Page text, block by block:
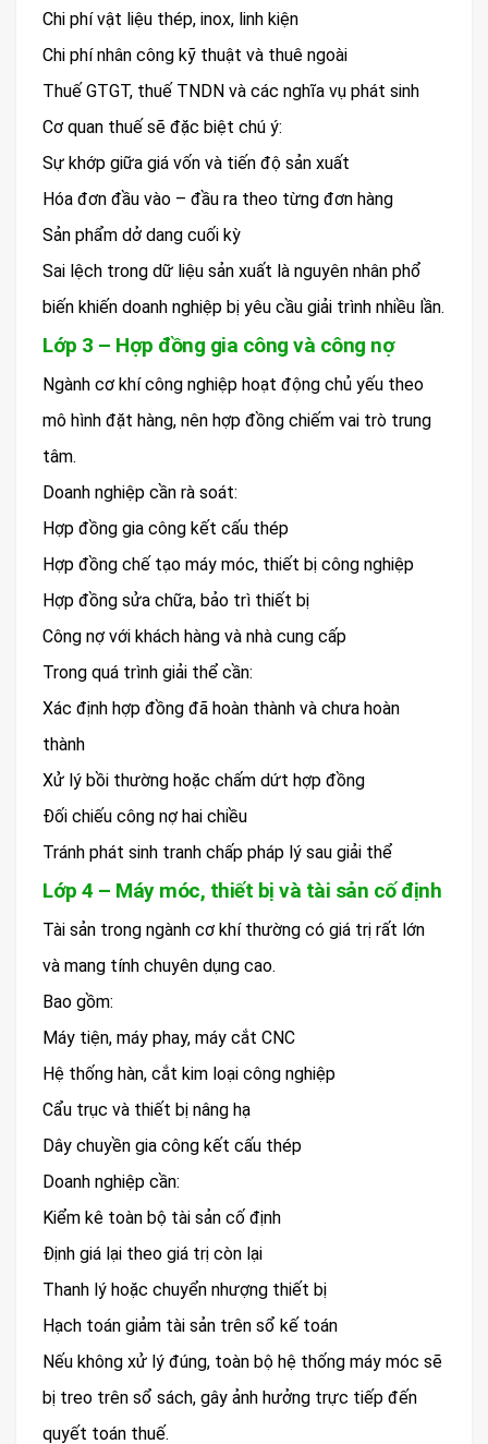
Chi phí vật liệu thép, inox, linh kiện
Chi phí nhân công kỹ thuật và thuê ngoài
Thuế GTGT, thuế TNDN và các nghĩa vụ phát sinh
Cơ quan thuế sẽ đặc biệt chú ý:
Sự khớp giữa giá vốn và tiến độ sản xuất
Hóa đơn đầu vào – đầu ra theo từng đơn hàng
Sản phẩm dở dang cuối kỳ
Sai lệch trong dữ liệu sản xuất là nguyên nhân phổ
biến khiến doanh nghiệp bị yêu cầu giải trình nhiều lần.
Lớp 3 – Hợp đồng gia công và công nợ
Ngành cơ khí công nghiệp hoạt động chủ yếu theo
mô hình đặt hàng, nên hợp đồng chiếm vai trò trung
tâm.
Doanh nghiệp cần rà soát:
Hợp đồng gia công kết cấu thép
Hợp đồng chế tạo máy móc, thiết bị công nghiệp
Hợp đồng sửa chữa, bảo trì thiết bị
Công nợ với khách hàng và nhà cung cấp
Trong quá trình giải thể cần:
Xác định hợp đồng đã hoàn thành và chưa hoàn
thành
Xử lý bồi thường hoặc chấm dứt hợp đồng
Đối chiếu công nợ hai chiều
Tránh phát sinh tranh chấp pháp lý sau giải thể
Lớp 4 – Máy móc, thiết bị và tài sản cố định
Tài sản trong ngành cơ khí thường có giá trị rất lớn
và mang tính chuyên dụng cao.
Bao gồm:
Máy tiện, máy phay, máy cắt CNC
Hệ thống hàn, cắt kim loại công nghiệp
Cẩu trục và thiết bị nâng hạ
Dây chuyền gia công kết cấu thép
Doanh nghiệp cần:
Kiểm kê toàn bộ tài sản cố định
Định giá lại theo giá trị còn lại
Thanh lý hoặc chuyển nhượng thiết bị
Hạch toán giảm tài sản trên sổ kế toán
Nếu không xử lý đúng, toàn bộ hệ thống máy móc sẽ
bị treo trên sổ sách, gây ảnh hưởng trực tiếp đến
quyết toán thuế.